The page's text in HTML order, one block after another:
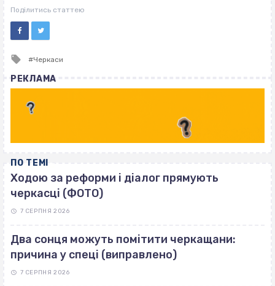
Поділитись статтею
Tagged
Черкаси
РЕКЛАМА
ПО ТЕМІ
Ходою за реформи і діалог прямують
черкасці (ФОТО)
7 СЕРПНЯ 2026
Два сонця можуть помітити черкащани:
причина у спеці (виправлено)
7 СЕРПНЯ 2026